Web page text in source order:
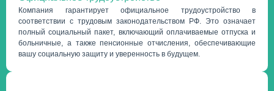
Компания гарантирует официальное трудоустройство в
соответствии с трудовым законодательством РФ. Это означает
полный социальный пакет, включающий оплачиваемые отпуска и
больничные, а также пенсионные отчисления, обеспечивающие
вашу социальную защиту и уверенность в будущем.